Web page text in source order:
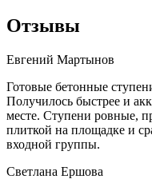
Отзывы
Евгений Мартынов
Готовые бетонные
Получилось быстрее и
месте. Ступени ровные,
плиткой на площадке и
входной группы.
Светлана Ершова